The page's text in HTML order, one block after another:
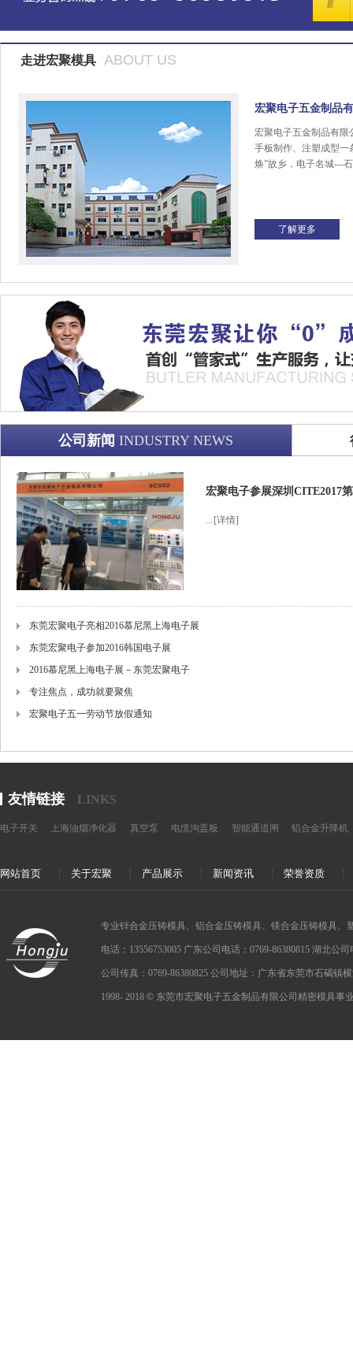
走进宏聚模具 ABOUT US
宏聚电子五金制品
宏聚电子五金制品有限
手板制作、注塑成型一
焕”故乡，电子名城---
了解更多
公司新闻 INDUSTRY NEWS
宏聚电子参展深圳CITE2017
... [详情]
东莞宏聚电子亮相2016慕尼黑上海电子展
东莞宏聚电子参加2016韩国电子展
2016慕尼黑上海电子展－东莞宏聚电子
专注焦点，成功就要聚焦
宏聚电子五一劳动节放假通知
友情链接 LINKS
电子开关 上海油烟净化器 真空泵 电缆沟盖板 智能通道闸 铝合金升降机
网站首页 关于宏聚 产品展示 新闻资讯 荣誉资质
专业锌合金压铸模具、铝合金压铸模具、镁合金压铸模具、
电话：13556753005 广东公司电话：0769-86380815 湖北公
公司传真：0769-86380825 公司地址：广东省东莞市石碣镇
1998- 2018 © 东莞市宏聚电子五金制品有限公司精密模具事